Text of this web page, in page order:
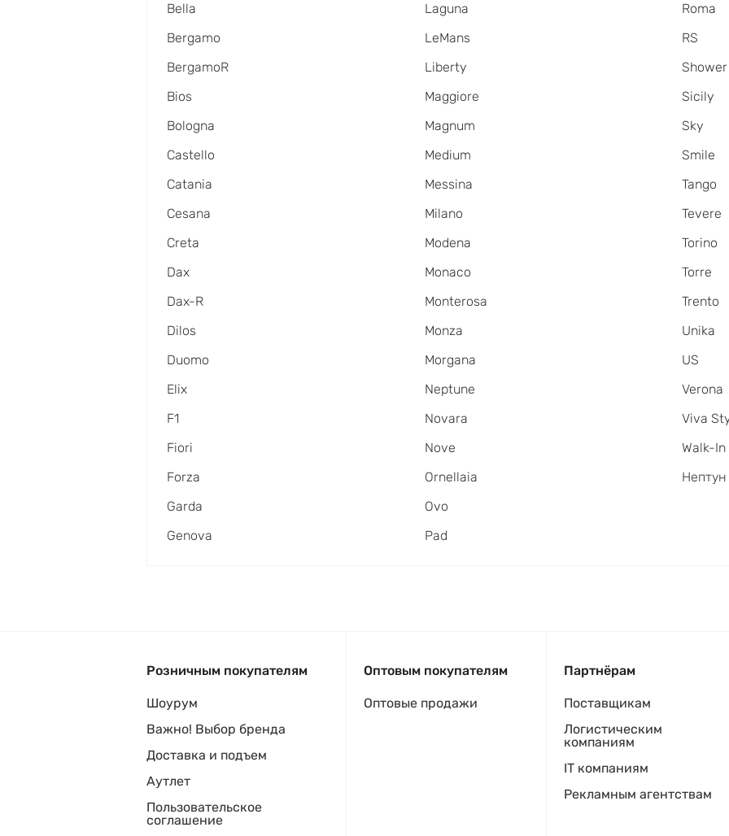
Bella
Bergamo
BergamoR
Bios
Bologna
Castello
Catania
Cesana
Creta
Dax
Dax-R
Dilos
Duomo
Elix
F1
Fiori
Forza
Garda
Genova
Laguna
LeMans
Liberty
Maggiore
Magnum
Medium
Messina
Milano
Modena
Monaco
Monterosa
Monza
Morgana
Neptune
Novara
Nove
Ornellaia
Ovo
Pad
Roma
RS
Sicily
Sky
Smile
Tango
Tevere
Torino
Torre
Trento
Unika
US
Verona
Viva
Walk-In
Нептун
Розничным покупателям
Шоурум
Важно! Выбор бренда
Доставка и подъем
Аутлет
Пользовательское
соглашение
Оптовым покупателям
Оптовые продажи
Партнёрам
Поставщикам
Логистическим
компаниям
IT компаниям
Рекламным агентствам